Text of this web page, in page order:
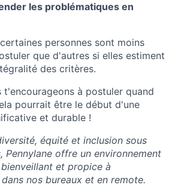
les problématiques en
personnes sont moins
que d'autres si elles estiment
des critères.
t'encourageons à postuler quand
pourrait être le début d'une
et durable !
équité et inclusion sous
Pennylane offre un environnement
et propice à
dans nos bureaux et en remote.